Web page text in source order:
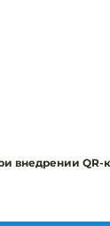
внедрении QR-